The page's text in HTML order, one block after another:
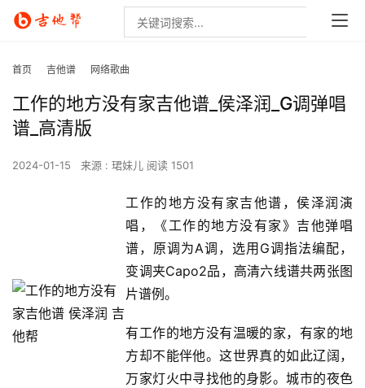
首页 吉他谱 网络歌曲
工作的地方没有家吉他谱_侯泽润_G调弹唱
谱_高清版
2024-01-15 来源 : 珺妹儿 阅读 1501
工作的地方没有家吉他谱，侯泽润演
唱，《工作的地方没有家》吉他弹唱
谱，原调为A调，选用G调指法编配，
变调夹Capo2品，高清六线谱共两张图
片谱例。
有工作的地方没有温暖的家，有家的地
方却不能伴他。这世界真的如此辽阔，
万家灯火中寻找他的身影。城市的夜色